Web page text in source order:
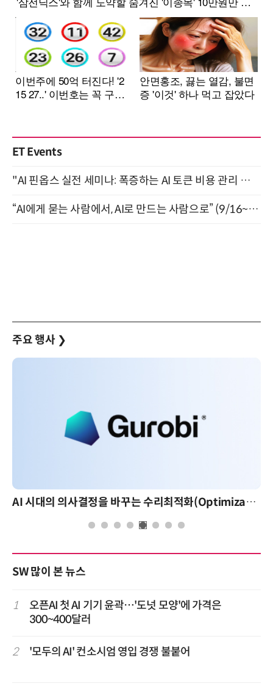
ET Events
"AI 핀옵스 실전 세미나: 폭증하는 AI 토큰 비용 관리 전략" 8월 21일 개최
“AI에게 묻는 사람에서, AI로 만드는 사람으로” (9/16~17)
주요 행사 ❯
AI 시대의 의사결정을 바꾸는 수리최적화(Optimization): 실제 산업 적용 사례와 활용 전략
SW 많이 본 뉴스
1
오픈AI 첫 AI 기기 윤곽…'도넛 모양'에 가격은
300~400달러
2 '모두의 AI' 컨소시엄 영입 경쟁 불붙어